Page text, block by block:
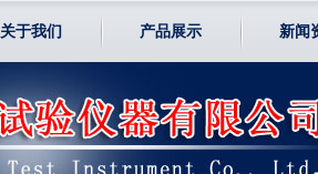
关于我们 产品展示 新闻